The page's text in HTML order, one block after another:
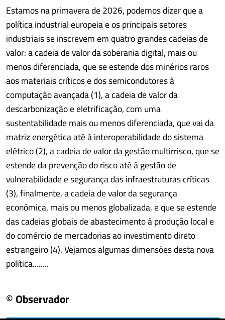
Estamos na primavera de 2026, podemos dizer que a
política industrial europeia e os principais setores
industriais se inscrevem em quatro grandes cadeias de
valor: a cadeia de valor da soberania digital, mais ou
menos diferenciada, que se estende dos minérios raros
aos materiais críticos e dos semicondutores à
computação avançada (1), a cadeia de valor da
descarbonização e eletrificação, com uma
sustentabilidade mais ou menos diferenciada, que vai da
matriz energética até à interoperabilidade do sistema
elétrico (2), a cadeia de valor da gestão multirrisco, que se
estende da prevenção do risco até à gestão de
vulnerabilidade e segurança das infraestruturas críticas
(3), finalmente, a cadeia de valor da segurança
económica, mais ou menos globalizada, e que se estende
das cadeias globais de abastecimento à produção local e
do comércio de mercadorias ao investimento direto
estrangeiro (4). Vejamos algumas dimensões desta nova
política........
© Observador